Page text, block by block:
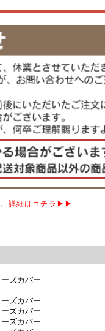
詳細はコチラ▶▶